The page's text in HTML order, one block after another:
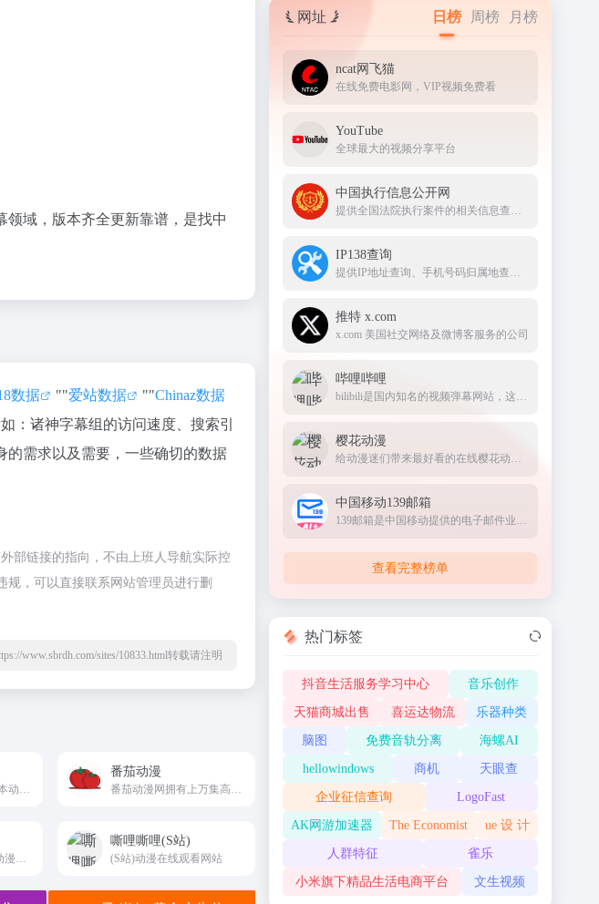
域，版本齐全更新靠谱，是找中
数据 ""爱站数据 ""Chinaz数据
：诸神字幕组的访问速度、搜索引
的需求以及需要，一些确切的数据
部链接的指向，不由上班人导航实际控
规，可以直接联系网站管理员进行删
www.sbrdh.com/sites/10833.html转载请注明
番茄动漫
嘶哩嘶哩(S站)
(S站)动漫在线观看网站
网址 日榜 周榜 月榜
ncat网飞猫
在线免费电影网，VIP视频免费看
YouTube
全球最大的视频分享平台
中国执行信息公开网
提供全国法院执行案件的相关信息查询服务
IP138查询
提供IP地址查询、手机号码归属地查询、邮政编码查询及身份证号码验证等服务
推特 x.com
x.com 美国社交网络及微博客服务的公司
哔哩哔哩
bilibili是国内知名的视频弹幕网站，这里有及时的动漫新番，活跃的ACG氛围，有创意的Up主。大家可以在这里找到许多欢乐。
樱花动漫
给动漫迷们带来最好看的在线樱花动漫站
中国移动139邮箱
139邮箱是中国移动提供的电子邮件业务，以手机号@139.com作为邮箱地址，来邮短信及时提醒,同时提供WEB、WAP、短彩信、APP等多种方式，随时随地收发邮件
查看完整榜单
热门标签
抖音生活服务学习中心 音乐创作
天猫商城出售 喜运达物流 乐器种类
脑图 免费音轨分离 海螺AI
hellowindows 商机 天眼查
企业征信查询 LogoFast
AK网游加速器 The Economist ue 设 计
人群特征 雀乐
小米旗下精品生活电商平台 文生视频